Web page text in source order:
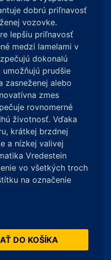
dobrú priľnavosť
vozovke.
lepšiu priľnavosť
medzi lamelami v
dokonalú
prudšie
zasneženej alebo
zmes
rovnomerné
životnosť. Vďaka
krátkej brzdnej
a nízkej valivej
Vredestein
vo všetkých troch
na označenie
DO KOŠÍKA